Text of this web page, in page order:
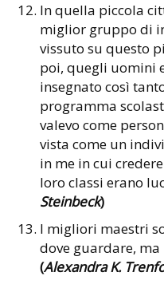
In quella piccola
miglior gruppo di
vissuto su questo
poi, quegli uomini
insegnato così
programma
valevo come
vista come un
in me in cui
loro classi erano
Steinbeck)
I migliori maestri
dove guardare, ma
(Alexandra K.